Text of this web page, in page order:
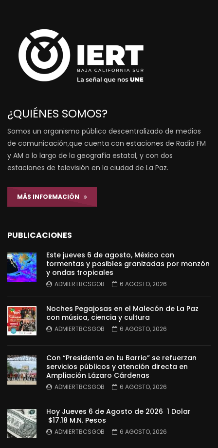
¿QUIÉNES SOMOS?
Somos un organismo público descentralizado de medios
de comunicación,que cuenta con estaciones de Radio FM
y AM a lo largo de la geografía estatal, y con dos
estaciones de televisión en la ciudad de La Paz.
MÁS INFORMACIÓN
PUBLICACIONES
Este jueves 6 de agosto, México con
tormentas y posibles granizadas por monzón
y ondas tropicales
ADMIERTBCSGOB 6 AGOSTO, 2026
Noches Pegajosas en el Malecón de La Paz
con música, ciencia y cultura
ADMIERTBCSGOB 6 AGOSTO, 2026
Con “Presidenta en tu Barrio” se refuerzan
servicios públicos y atención directa en
Ampliación Lázaro Cárdenas
ADMIERTBCSGOB 6 AGOSTO, 2026
Hoy Jueves 6 de Agosto de 2026 1 Dolar
$17.18 M.N. Pesos
ADMIERTBCSGOB 6 AGOSTO, 2026